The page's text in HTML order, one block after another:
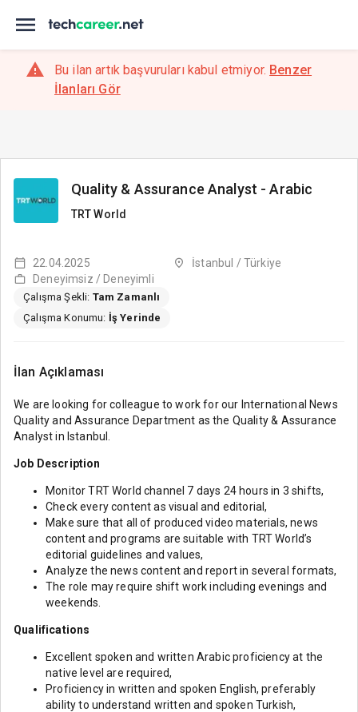
Bu ilan artık başvuruları kabul etmiyor. Benzer
İlanları Gör
Quality & Assurance Analyst - Arabic
TRT World
22.04.2025
İstanbul / Türkiye
Deneyimsiz / Deneyimli
Çalışma Şekli: Tam Zamanlı
Çalışma Konumu: İş Yerinde
İlan Açıklaması
We are looking for colleague to work for our International News
Quality and Assurance Department as the Quality & Assurance
Analyst in Istanbul.
Job Description
Monitor TRT World channel 7 days 24 hours in 3 shifts,
Check every content as visual and editorial,
Make sure that all of produced video materials, news
content and programs are suitable with TRT World’s
editorial guidelines and values,
Analyze the news content and report in several formats,
The role may require shift work including evenings and
weekends.
Qualifications
Excellent spoken and written Arabic proficiency at the
native level are required,
Proficiency in written and spoken English, preferably
ability to understand written and spoken Turkish,